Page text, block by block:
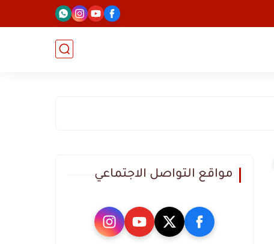
مواقع التواصل الاجتماعي